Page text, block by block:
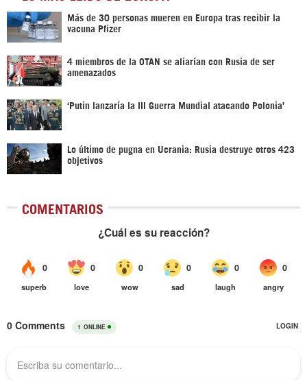
Más de 30 personas mueren en Europa tras recibir la
vacuna Pfizer
4 miembros de la OTAN se aliarían con Rusia de ser
amenazados
‘Putin lanzaría la III Guerra Mundial atacando Polonia’
Lo último de pugna en Ucrania: Rusia destruye otros 423
objetivos
COMENTARIOS